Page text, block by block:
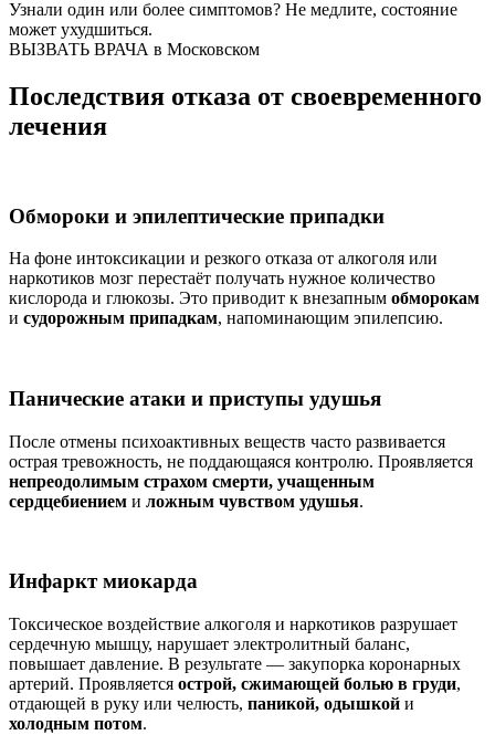
Узнали один или более симптомов? Не медлите, состояние
может ухудшиться.
ВЫЗВАТЬ ВРАЧА в Московском
Последствия отказа от своевременного
лечения
Обмороки и эпилептические припадки
На фоне интоксикации и резкого отказа от алкоголя или
наркотиков мозг перестаёт получать нужное количество
кислорода и глюкозы. Это приводит к внезапным обморокам
и судорожным припадкам, напоминающим эпилепсию.
Панические атаки и приступы удушья
После отмены психоактивных веществ часто развивается
острая тревожность, не поддающаяся контролю. Проявляется
непреодолимым страхом смерти, учащенным
сердцебиением и ложным чувством удушья.
Инфаркт миокарда
Токсическое воздействие алкоголя и наркотиков разрушает
сердечную мышцу, нарушает электролитный баланс,
повышает давление. В результате — закупорка коронарных
артерий. Проявляется острой, сжимающей болью в груди,
отдающей в руку или челюсть, паникой, одышкой и
холодным потом.